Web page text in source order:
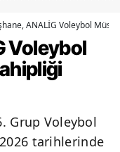
ANALİG Voleybol
Voleybol
Grup Voleybol
tarihlerinde